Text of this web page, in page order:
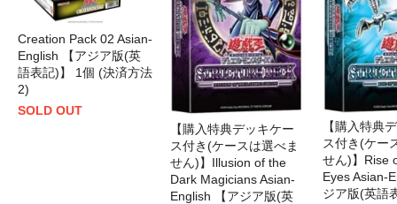
Creation Pack 02 Asian-
English 【アジア版(英
語表記)】 1個 (決済方法
2)
SOLD OUT
【購入特典デッキケー
ス付き(ケースは選べま
せん)】Illusion of the
Dark Magicians Asian-
English 【アジア版(英
【購入特典
ス付き(ケー
せん)】Rise
Eyes Asian-
ジア版(英語